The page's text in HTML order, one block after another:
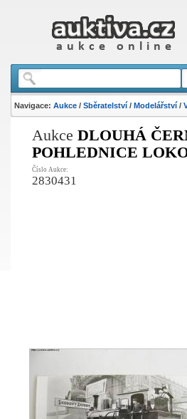
Navigace: Aukce/ Sběratelství/ Modelářství/
Aukce DLOUHÁ
POHLEDNICE
Číslo Aukce:
2830431